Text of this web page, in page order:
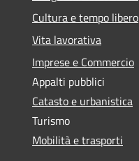
Cultura e tempo libero
Vita lavorativa
Imprese e Commercio
Appalti pubblici
Catasto e urbanistica
Turismo
Mobilità e trasporti